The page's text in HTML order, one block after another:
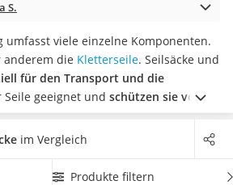
S.
umfasst viele einzelne Komponenten.
anderem die Kletterseile. Seilsäcke und
für den Transport und die
Seile geeignet und schützen sie vor
Schäden.Laut gängigen Online-Tests
Kletterausrüstung insgesamt länger
Vergleichstabelle finden Sie
im Vergleich
Produkte filtern